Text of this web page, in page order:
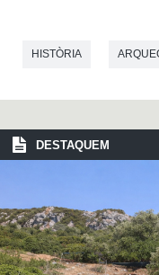
HISTÒRIA
DESTAQUEM